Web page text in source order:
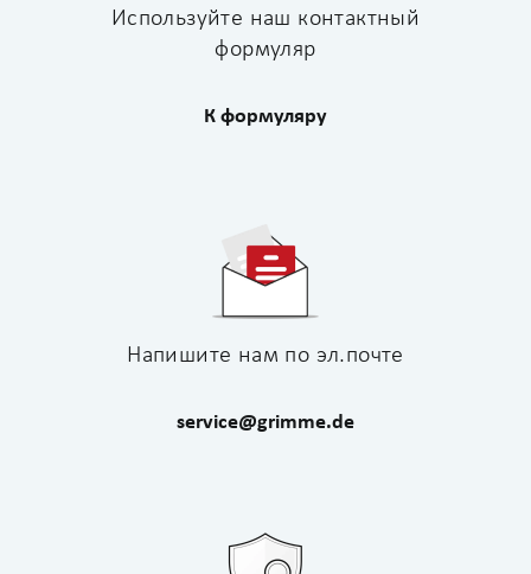
Используйте наш контактный
формуляр
К формуляру
Напишите нам по эл.почте
service@grimme.de